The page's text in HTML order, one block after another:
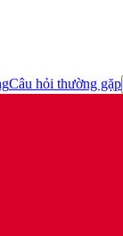
Câu hỏi thường gặp